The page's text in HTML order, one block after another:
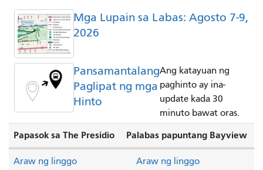
Mga Lupain sa Labas: Agosto 7-9,
2026
Pansamantalang
Paglipat ng mga
Hinto
Ang katayuan ng
paghinto ay ina-
update kada 30
minuto bawat oras.
Papasok sa The Presidio Palabas papuntang Bayview
Araw ng linggo Araw ng linggo